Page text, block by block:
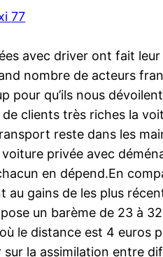
77
avec driver ont fait
nombre de acteurs
pour qu’ils nous
clients très riches la
reste dans les
privée avec
en dépend.En
gains de les plus
un barème de 23 à
le distance est 4 euros
la assimilation entre